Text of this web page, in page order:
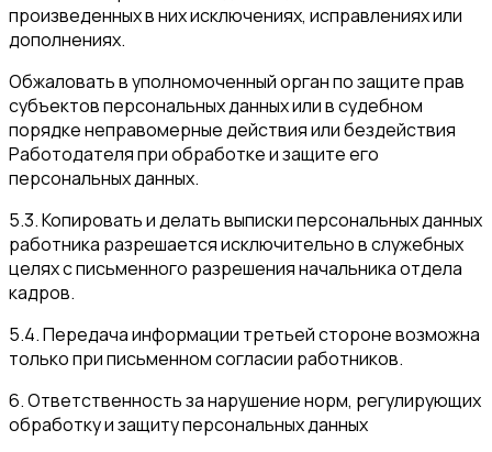
произведенных в них исключениях, исправлениях или
дополнениях.
Обжаловать в уполномоченный орган по защите прав
субъектов персональных данных или в судебном
порядке неправомерные действия или бездействия
Работодателя при обработке и защите его
персональных данных.
5.3. Копировать и делать выписки персональных данных
работника разрешается исключительно в служебных
целях с письменного разрешения начальника отдела
кадров.
5.4. Передача информации третьей стороне возможна
только при письменном согласии работников.
6. Ответственность за нарушение норм, регулирующих
обработку и защиту персональных данных